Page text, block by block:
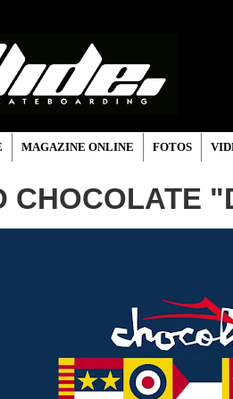
MAGAZINE ONLINE FOTOS
CHOCOLATE